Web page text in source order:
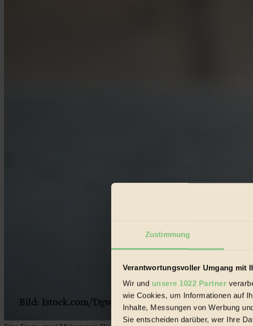
Zustimmung
Verantwortungsvoller Umgang mit
Wir und unsere 1022 Partner
wie Cookies, um Informationen auf
Inhalte, Messungen von Werbung
Sie entscheiden darüber, wer Ihre